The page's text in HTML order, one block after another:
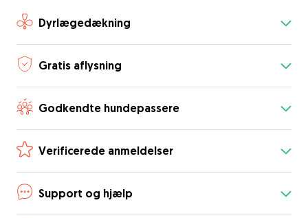
Dyrlægedækning
Gratis aflysning
Godkendte hundepassere
Verificerede anmeldelser
Support og hjælp